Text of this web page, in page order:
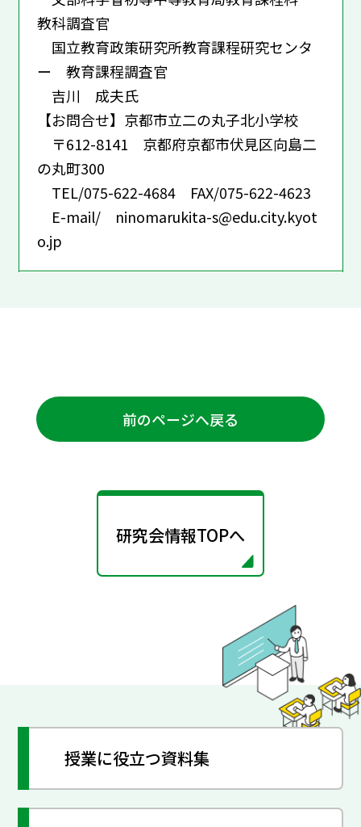
教科調査官
国立教育政策研究所教育課程研究センタ
ー 教育課程調査官
吉川 成夫氏
【お問合せ】京都市立二の丸子北小学校
〒612-8141 京都府京都市伏見区向島二
の丸町300
TEL/075-622-4684 FAX/075-622-4623
E-mail/ ninomarukita-s@edu.city.kyot
o.jp
前のページへ戻る
研究会情報TOPへ
授業に役立つ資料集